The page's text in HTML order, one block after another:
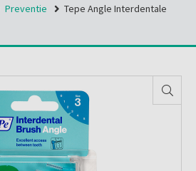
Preventie
Tepe Angle Interdentale